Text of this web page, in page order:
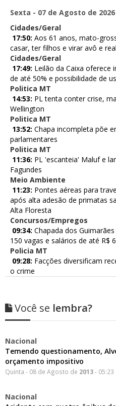
Sexta - 07 de Agosto de 2026
Cidades/Geral
17:50: Aos 61 anos, mato-
casar, ter filhos e virar avô e
Cidades/Geral
17:49: Leilão da Caixa oferece
de até 50% e possibilidade de
Politica MT
14:53: PL tenta conter crise,
Wellington
Politica MT
13:52: Chapa incompleta põe
parlamentares
Politica MT
11:36: PL 'escanteia' Maluf e
Fagundes
Meio Ambiente
11:23: Pontes aéreas para
após alta adesão de primatas
Alta Floresta
Concursos/Empregos
09:34: Chapada dos
150 vagas e salários de até R$
Policia MT
09:28: Facções diversificam
o crime
Você se lembra?
Nacional
Temendo questionamento,
orçamento impositivo
Quinta - 08 de Agosto de 2013- 05:23
Nacional